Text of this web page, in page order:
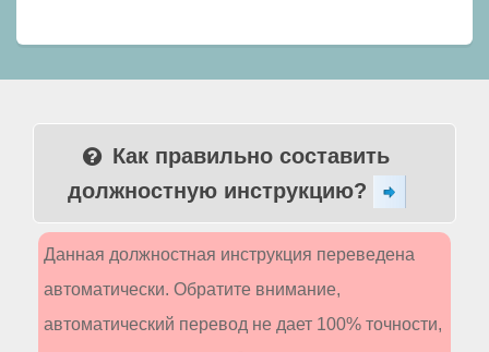
Как правильно составить
должностную инструкцию?
Данная должностная инструкция переведена
автоматически. Обратите внимание,
автоматический перевод не дает 100% точности,